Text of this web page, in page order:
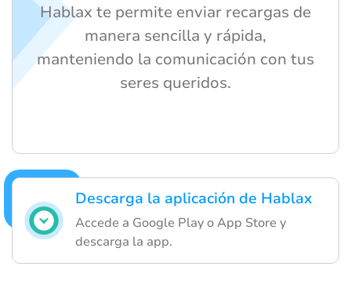
Descarga la aplicación de Hablax
Accede a Google Play o App Store y
descarga la app.
Hablax te permite enviar recargas de
manera sencilla y rápida,
manteniendo la comunicación con tus
seres queridos.